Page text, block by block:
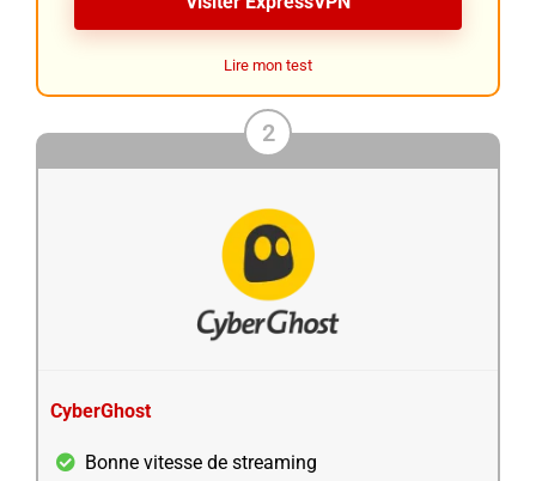
Lire mon test
2
CyberGhost
Bonne vitesse de streaming